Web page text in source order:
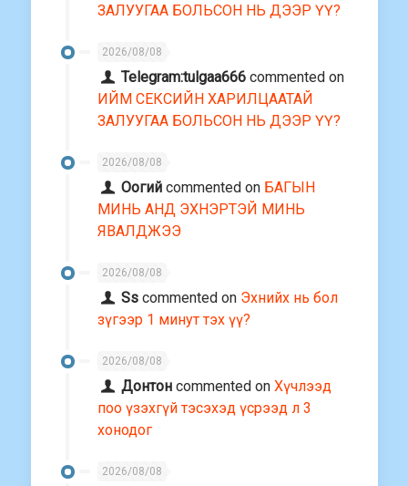
ЗАЛУУГАА БОЛЬСОН НЬ ДЭЭР ҮҮ?
2026/08/08
Telegram:tulgaa666 commented on
ИЙМ СЕКСИЙН ХАРИЛЦААТАЙ
ЗАЛУУГАА БОЛЬСОН НЬ ДЭЭР ҮҮ?
2026/08/08
Оогий commented on БАГЫН
МИНЬ АНД ЭХНЭРТЭЙ МИНЬ
ЯВАЛДЖЭЭ
2026/08/08
Ss commented on Эхнийх нь бол
зүгээр 1 минут тэх үү?
2026/08/08
Донтон commented onХүчлээд
поо үзэхгүй тэсэхэд үсрээд л 3
хонодог
2026/08/08